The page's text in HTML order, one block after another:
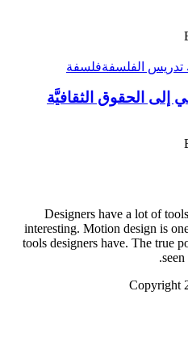
تدريس الفلسفةفلسفة
إلى الحقوق الثقافيَّة
Designers have a lot of
interesting. Motion design is
tools designers have. The true